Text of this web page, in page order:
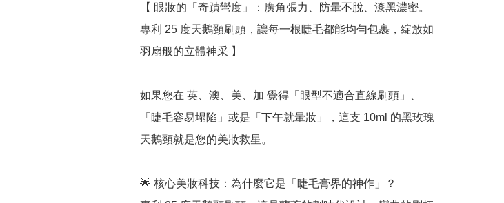
【 眼妝的「奇蹟彎度」：廣角張力、防暈不脫、漆黑濃密。
專利 25 度天鵝頸刷頭，讓每一根睫毛都能均勻包裹，綻放如
羽扇般的立體神采 】
如果您在 英、澳、美、加 覺得「眼型不適合直線刷頭」、
「睫毛容易塌陷」或是「下午就暈妝」，這支 10ml 的黑玫瑰
天鵝頸就是您的美妝救星。
🌟 核心美妝科技：為什麼它是「睫毛膏界的神作」？